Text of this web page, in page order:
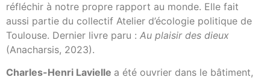
réfléchir à notre propre rapport au monde. Elle fait
aussi partie du collectif Atelier d’écologie politique de
Toulouse. Dernier livre paru : Au plaisir des dieux
(Anacharsis, 2023).
Charles-Henri Lavielle a été ouvrier dans le bâtiment,